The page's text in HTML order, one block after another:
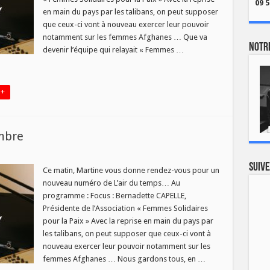
en main du pays par les talibans, on peut supposer
que ceux-ci vont à nouveau exercer leur pouvoir
notamment sur les femmes Afghanes … Que va
devenir l’équipe qui relayait « Femmes …
temps
du
20
septembre
Ce matin, Martine vous donne rendez-vous pour un
nouveau numéro de L’air du temps… Au
programme : Focus : Bernadette CAPELLE,
Présidente de l’Association « Femmes Solidaires
pour la Paix » Avec la reprise en main du pays par
les talibans, on peut supposer que ceux-ci vont à
nouveau exercer leur pouvoir notamment sur les
femmes Afghanes … Nous gardons tous, en …
09